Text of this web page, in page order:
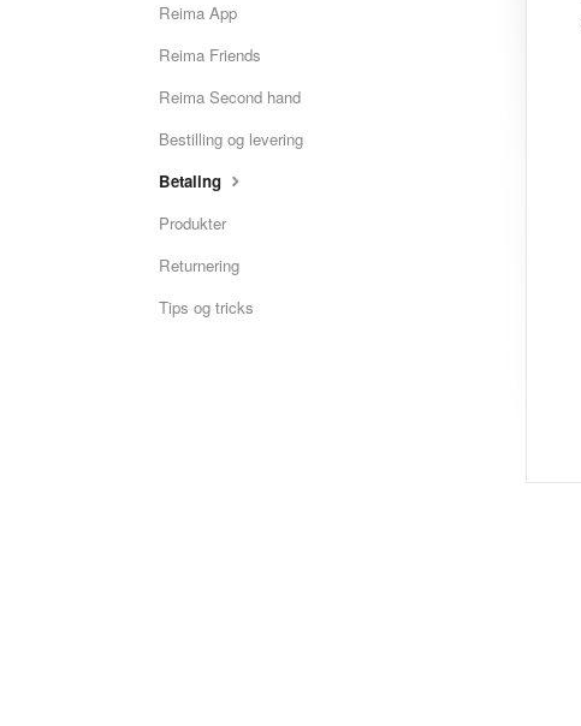
Reima App
Reima Friends
Reima Second hand
Bestilling og levering
Betaling
Produkter
Returnering
Tips og tricks